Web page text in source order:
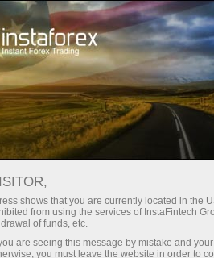
Трейдерам Форекс
shows that you are currently located in the
from using the services of InstaFintech
of funds, etc.
are seeing this message by mistake and
you must leave the website in order to